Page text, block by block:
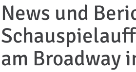
News und
am Broadway